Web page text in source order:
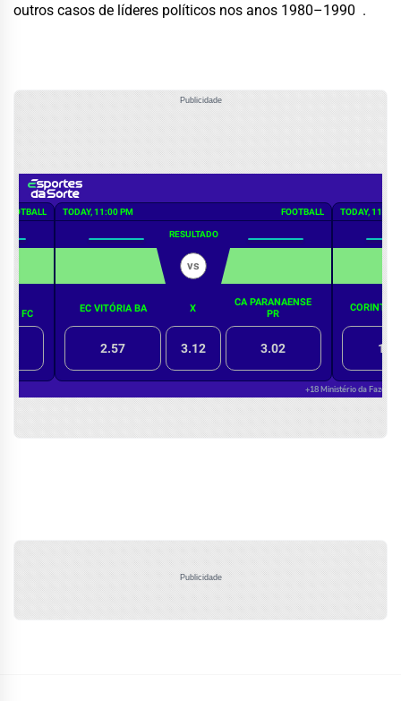
outros casos de líderes políticos nos anos 1980–1990 .
Publicidade
Publicidade